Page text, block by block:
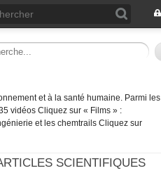
et à la santé humaine. Parmi les
vidéos Cliquez sur « Films » :
et les chemtrails Cliquez sur
SCIENTIFIQUES